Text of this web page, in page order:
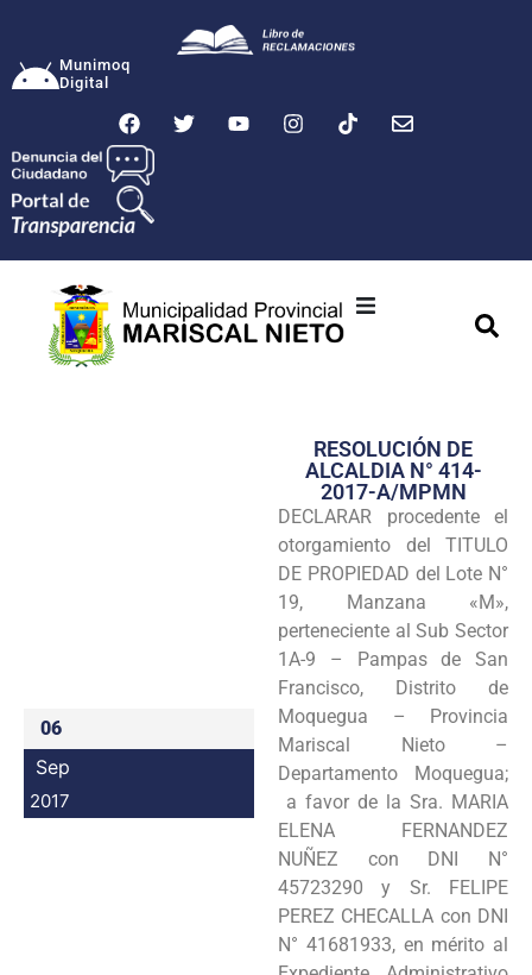
Munimoq
Digital
Transparencia
Seguridad
Programas
Intranet
06
Sep
2017
RESOLUCIÓN DE
ALCALDIA N° 414-
2017-A/MPMN
DECLARAR procedente el
otorgamiento del TITULO
DE PROPIEDAD del Lote N°
19, Manzana «M»,
perteneciente al Sub Sector
1A-9 – Pampas de San
Francisco, Distrito de
Moquegua – Provincia
Mariscal Nieto –
Departamento Moquegua;
a favor de la Sra. MARIA
ELENA FERNANDEZ
NUÑEZ con DNI N°
45723290 y Sr. FELIPE
PEREZ CHECALLA con DNI
N° 41681933, en mérito al